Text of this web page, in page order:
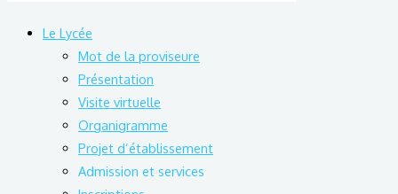
Le Lycée
Mot de la proviseure
Présentation
Visite virtuelle
Organigramme
Projet d’établissement
Admission et services